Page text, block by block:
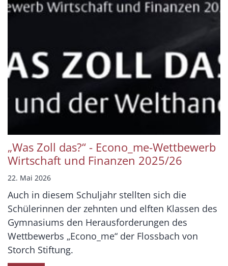
„Was Zoll das?“ - Econo_me-Wettbewerb
Wirtschaft und Finanzen 2025/26
22. Mai 2026
Auch in diesem Schuljahr stellten sich die
Schülerinnen der zehnten und elften Klassen des
Gymnasiums den Herausforderungen des
Wettbewerbs „Econo_me“ der Flossbach von
Storch Stiftung.